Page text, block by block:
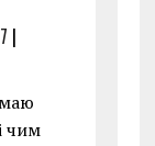
|
чим